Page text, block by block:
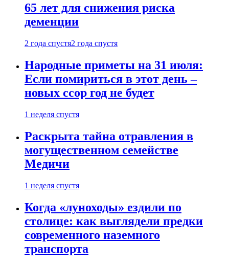
65 лет для снижения риска
деменции
2 года спустя2 года спустя
Народные приметы на 31 июля:
Если помириться в этот день –
новых ссор год не будет
1 неделя спустя
Раскрыта тайна отравления в
могущественном семействе
Медичи
1 неделя спустя
Когда «луноходы» ездили по
столице: как выглядели предки
современного наземного
транспорта